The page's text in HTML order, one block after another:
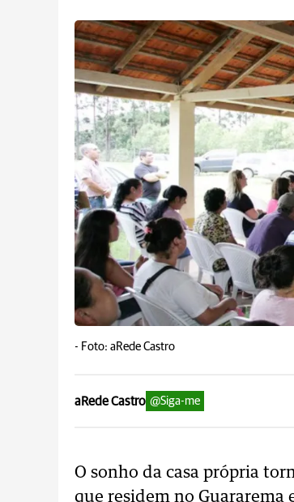
- Foto: aRede Castro
aRede Castro @Siga-me
O sonho da casa própria
que residem no Guararema